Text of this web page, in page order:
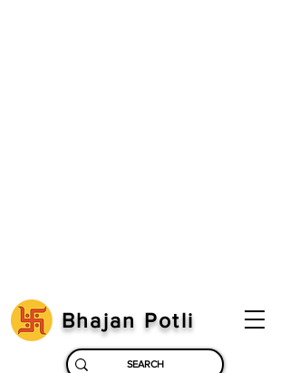
Bhajan Potli